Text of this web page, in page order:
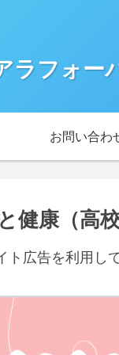
ラフォー
お問い合わ
健康（高
ト広告を利用し